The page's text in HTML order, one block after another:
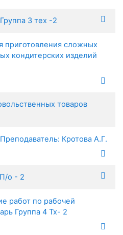
3 тех -2
приготовления сложных
кондитерских изделий
товаров
Кротова А.Г.
о - 2
работ по рабочей
Группа 4 Тх- 2